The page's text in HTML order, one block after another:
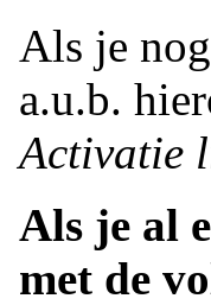
Als je
a.u.b.
Activatie
Als je al
met de